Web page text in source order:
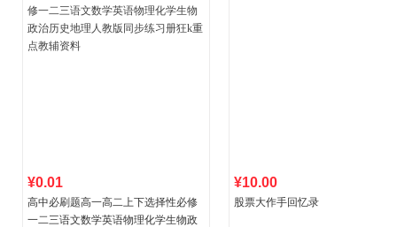
¥0.01
高中必刷题高一高二上下选择性必修
一二三语文数学英语物理化学生物政
¥10.00
股票大作手回忆录